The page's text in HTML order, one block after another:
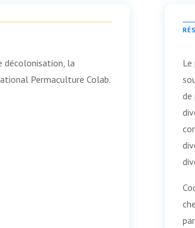
décolonisation, la
Permaculture Colab.
de